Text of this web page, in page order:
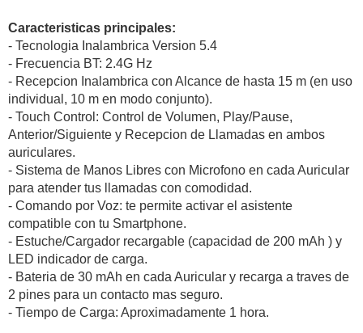
Caracteristicas principales:
- Tecnologia Inalambrica Version 5.4
- Frecuencia BT: 2.4G Hz
- Recepcion Inalambrica con Alcance de hasta 15 m (en uso
individual, 10 m en modo conjunto).
- Touch Control: Control de Volumen, Play/Pause,
Anterior/Siguiente y Recepcion de Llamadas en ambos
auriculares.
- Sistema de Manos Libres con Microfono en cada Auricular
para atender tus llamadas con comodidad.
- Comando por Voz: te permite activar el asistente
compatible con tu Smartphone.
- Estuche/Cargador recargable (capacidad de 200 mAh ) y
LED indicador de carga.
- Bateria de 30 mAh en cada Auricular y recarga a traves de
2 pines para un contacto mas seguro.
- Tiempo de Carga: Aproximadamente 1 hora.